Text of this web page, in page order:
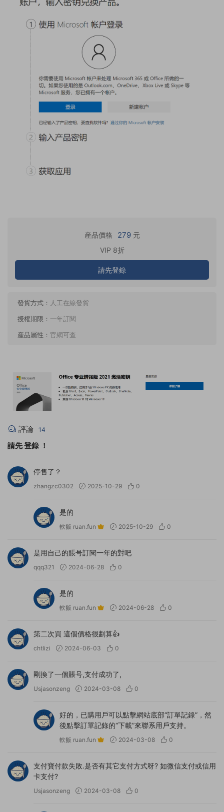
産品價格 279元
VIP 8折
請先登錄
發貨方式： 人工在線發貨
授權期限： 一年訂閱
産品屬性： 官網可查
評論 14
請先登錄 ！
停售了？
zhangzc0302 2025-10-29 0
是的
軟飯 ruan.fun 2025-10-29 0
是用自己的賬号訂閱一年的對吧
qqq321 2024-06-28 0
是的
軟飯 ruan.fun 2024-06-28 0
第二次買 這個價格很劃算👍
chtlizi 2024-06-03 0
剛換了一個賬号,支付成功了,
Usjasonzeng 2024-03-08 0
好的，已購用戶可以點擊網站底部“訂單記錄”，然
後點擊訂單記錄的“下載”來聯系用戶支持。
軟飯 ruan.fun 2024-03-08 0
支付寶付款失敗.是否有其它支付方式呀? 如微信支付或信用
卡支付?
Usjasonzeng 2024-03-08 0